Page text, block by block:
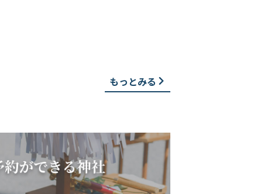
もっとみる